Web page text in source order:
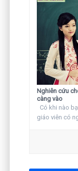
Nghiên cứu
càng vào
Có khi nào
giáo viên có